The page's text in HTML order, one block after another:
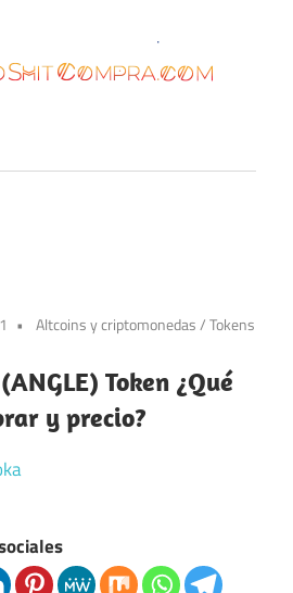
Altcoins y criptomonedas/Tokens
Token ¿Qué
y precio?